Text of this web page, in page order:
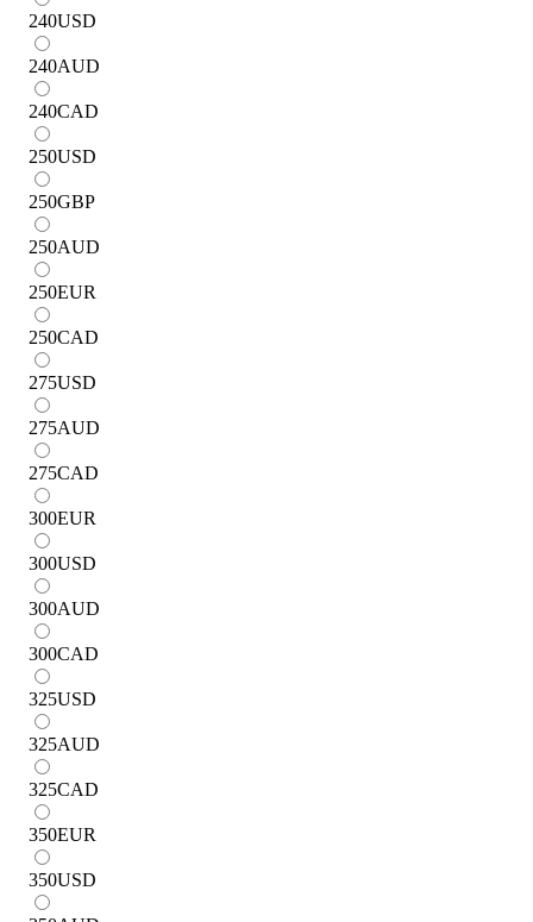
240USD
240AUD
240CAD
250USD
250GBP
250AUD
250EUR
250CAD
275USD
275AUD
275CAD
300EUR
300USD
300AUD
300CAD
325USD
325AUD
325CAD
350EUR
350USD